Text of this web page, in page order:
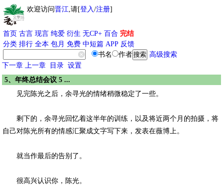
欢迎访问晋江,请[登入/注册]
首页 古言 现言 纯爱 衍生 无CP+ 百合 完结
分类 排行 全本 包月 免费 中短篇 APP 反馈
书名
作者
高级搜索
下一章 上一章 目录 设置
5、年终总结会议 5 ...
见完陈光之后，余寻光的情绪稍微稳定了一些。
剩下的，余寻光回忆着这半年的训练，以及将近两个月的拍摄，将
自己对陈光所有的情感汇聚成文字写下来，发表在薇博上。
就当作最后的告别了。
很高兴认识你，陈光。